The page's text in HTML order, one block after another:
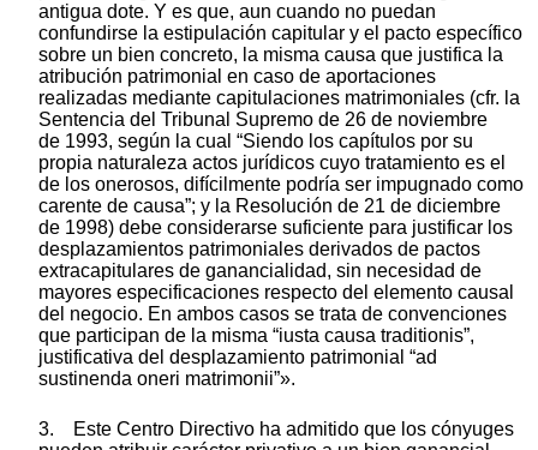
antigua dote. Y es que, aun cuando no puedan
confundirse la estipulación capitular y el pacto específico
sobre un bien concreto, la misma causa que justifica la
atribución patrimonial en caso de aportaciones
realizadas mediante capitulaciones matrimoniales (cfr. la
Sentencia del Tribunal Supremo de 26 de noviembre
de 1993, según la cual “Siendo los capítulos por su
propia naturaleza actos jurídicos cuyo tratamiento es el
de los onerosos, difícilmente podría ser impugnado como
carente de causa”; y la Resolución de 21 de diciembre
de 1998) debe considerarse suficiente para justificar los
desplazamientos patrimoniales derivados de pactos
extracapitulares de ganancialidad, sin necesidad de
mayores especificaciones respecto del elemento causal
del negocio. En ambos casos se trata de convenciones
que participan de la misma “iusta causa traditionis”,
justificativa del desplazamiento patrimonial “ad
sustinenda oneri matrimonii”».
3. Este Centro Directivo ha admitido que los cónyuges